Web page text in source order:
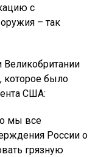
с
– так
которое было
США:
мы все
России о
грязную